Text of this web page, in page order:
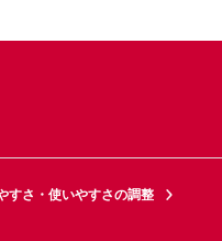
すさ・使いやすさの調整